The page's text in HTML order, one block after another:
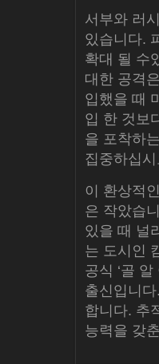
서부와 러
있습니다.
확대 될 수
대한 공격
입했을 때
입 한 것보
을 포착하
집중하십
이 환상적
은 작았습
있을 때 널
는 도시인
공식 ‘골
출신입니
합니다. 추
능력을 갖